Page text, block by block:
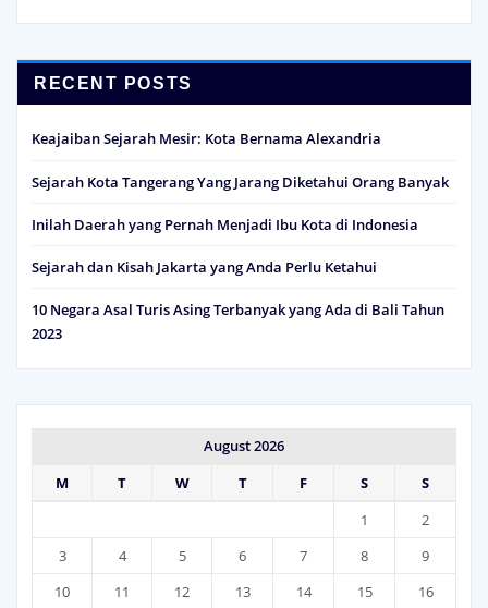
RECENT POSTS
Keajaiban Sejarah Mesir: Kota Bernama Alexandria
Sejarah Kota Tangerang Yang Jarang Diketahui Orang Banyak
Inilah Daerah yang Pernah Menjadi Ibu Kota di Indonesia
Sejarah dan Kisah Jakarta yang Anda Perlu Ketahui
10 Negara Asal Turis Asing Terbanyak yang Ada di Bali Tahun
2023
August 2026
M
T W T F S
S
1
2
3
4 5 6 7 8
9
10
11 12 13 14 15 16